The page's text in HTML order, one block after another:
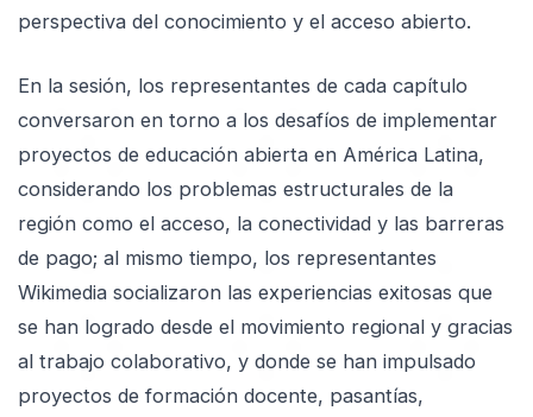
perspectiva del conocimiento y el acceso abierto.
En la sesión, los representantes de cada capítulo
conversaron en torno a los desafíos de implementar
proyectos de educación abierta en América Latina,
considerando los problemas estructurales de la
región como el acceso, la conectividad y las barreras
de pago; al mismo tiempo, los representantes
Wikimedia socializaron las experiencias exitosas que
se han logrado desde el movimiento regional y gracias
al trabajo colaborativo, y donde se han impulsado
proyectos de formación docente, pasantías,